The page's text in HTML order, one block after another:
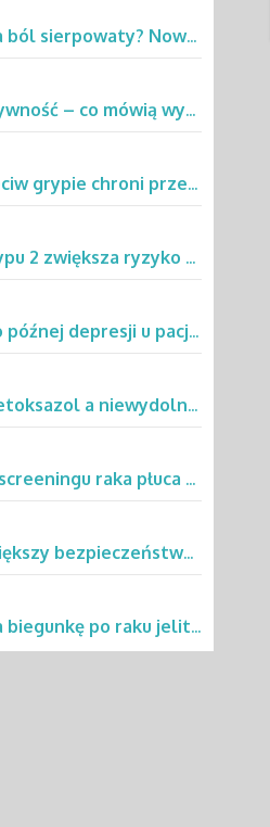
Czy miesiączka nasila ból sierpowaty? Nowe dane zmieniają podejście do SCD
Ból kręgosłupa a aktywność – co mówią wyniki rocznej obserwacji?
Czy szczepienie przeciw grypie chroni przed chorobą Parkinsona?
Dlaczego cukrzyca typu 2 zwiększa ryzyko gruźlicy? Poznaj mechanizmy
Jak rozpoznać ryzyko późnej depresji u pacjentów po leczeniu raka?
Trimetoprim-sulfametoksazol a niewydolność oddechowa – co mówią dane?
Czy obecne kryteria screeningu raka płuca wykluczają 2/3 pacjentów?
Czy pomiar TEWL zwiększy bezpieczeństwo testów alergicznych u dzieci?
Jak błonnik zmniejsza biegunkę po raku jelita grubego?